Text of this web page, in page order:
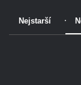
Nejstarší